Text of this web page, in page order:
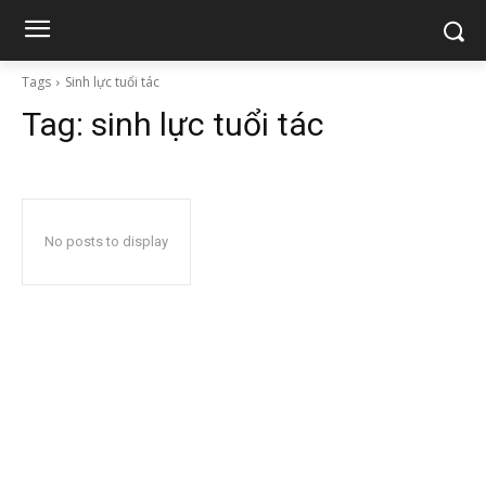
Tags Sinh lực tuổi tác
Tag: sinh lực tuổi tác
No posts to display